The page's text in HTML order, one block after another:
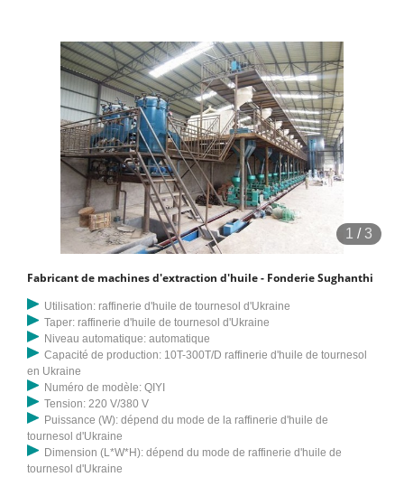
1 /3
Fabricant de machines d'extraction d'huile - Fonderie Sughanthi
Utilisation: raffinerie d'huile de tournesol d'Ukraine
Taper: raffinerie d'huile de tournesol d'Ukraine
Niveau automatique: automatique
Capacité de production: 10T-300T/D raffinerie d'huile de tournesol
en Ukraine
Numéro de modèle: QIYI
Tension: 220 V/380 V
Puissance (W): dépend du mode de la raffinerie d'huile de
tournesol d'Ukraine
Dimension (L*W*H): dépend du mode de raffinerie d'huile de
tournesol d'Ukraine